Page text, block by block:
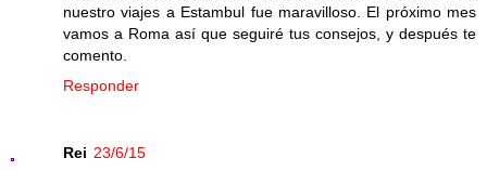
nuestro viajes a Estambul fue maravilloso. El próximo mes
vamos a Roma así que seguiré tus consejos, y después te
comento.
Responder
Rei 23/6/15